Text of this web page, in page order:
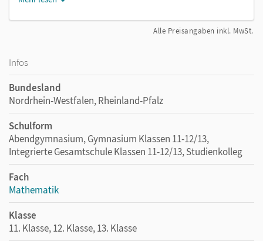
Alle Preisangaben inkl. MwSt.
Infos
Bundesland
Nordrhein-Westfalen, Rheinland-Pfalz
Schulform
Abendgymnasium, Gymnasium Klassen 11-12/13,
Integrierte Gesamtschule Klassen 11-12/13, Studienkolleg
Fach
Mathematik
Klasse
11. Klasse, 12. Klasse, 13. Klasse